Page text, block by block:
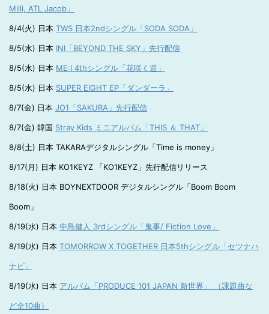
Milli, ATL Jacob」
8/4(火) 日本 TWS 日本2ndシングル「SODA SODA」
8/5(水) 日本 INI「BEYOND THE SKY」先行配信
8/5(水) 日本 ME:I 4thシングル「花咲く道」
8/5(水) 日本 SUPER EIGHT EP「ダンダーラ」
8/7(金) 日本 JO1「SAKURA」先行配信
8/7(金) 韓国 Stray Kids ミニアルバム「THIS ＆ THAT」
8/8(土) 日本 TAKARAデジタルシングル「Time is money」
8/17(月) 日本 KO1KEYZ 「KO1KEYZ」先行配信リリース
8/18(火) 日本 BOYNEXTDOOR デジタルシングル「Boom Boom
Boom」
8/19(水) 日本 中島健人 3rdシングル「鬼事/ Fiction Love」
8/19(水) 日本 TOMORROW X TOGETHER 日本5thシングル「セツナハ
ナビ」
8/19(水) 日本 アルバム「PRODUCE 101 JAPAN 新世界」 （課題曲な
ど全10曲）